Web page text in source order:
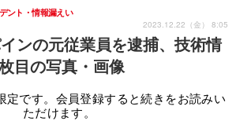
ンの元従業員を逮捕、技術情
目の写真・画像
ント・情報漏えい
2023.12.22（金） 8:05
定です。会員登録すると続きをお読みい
ただけます。